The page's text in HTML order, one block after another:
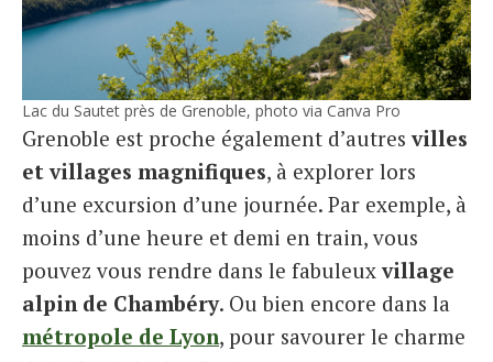
Lac du Sautet près de Grenoble, photo via Canva Pro
Grenoble est proche également d’autres villes
et villages magnifiques, à explorer lors
d’une excursion d’une journée. Par exemple, à
moins d’une heure et demi en train, vous
pouvez vous rendre dans le fabuleuxvillage
alpin de Chambéry. Ou bien encore dans la
métropole de Lyon, pour savourer le charme